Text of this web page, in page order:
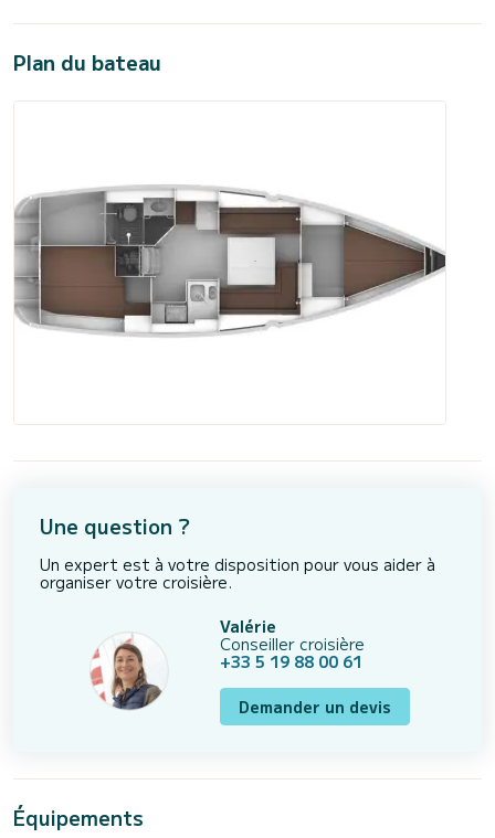
Plan du bateau
Une question ?
Un expert est à votre disposition pour vous aider à
organiser votre croisière.
Valérie
Conseiller croisière
+33 5 19 88 00 61
Demander un devis
Équipements